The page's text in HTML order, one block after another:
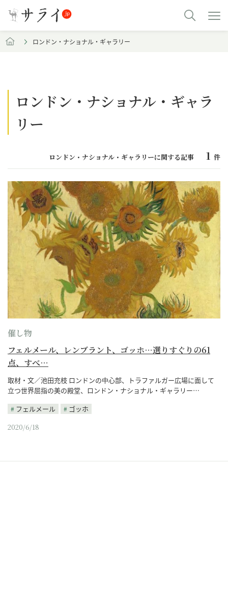
ロンドン・ナショナル・ギャラリー
ロンドン・ナショナル・ギャラ
リー
ロンドン・ナショナル・ギャラリーに関する記事 1 件
催し物
フェルメール、レンブラント、ゴッホ…選りすぐりの61
点、すべ…
取材・文／池田充枝 ロンドンの中心部、トラファルガー広場に面して
立つ世界屈指の美の殿堂、ロンドン・ナショナル・ギャラリー…
フェルメール
ゴッホ
2020/6/18